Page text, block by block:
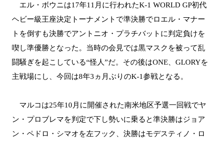
エル・ボウニは17年11月に行われたK-1 WORLD GP初代
ヘビー級王座決定トーナメントで準決勝でロエル・マナー
トを倒すも決勝でアントニオ・プラチバットに判定負けを
喫し準優勝となった。当時の会見では黒マスクを被って乱
闘騒ぎを起こしている“怪人”だ。その後はONE、GLORYを
主戦場にし、今回は8年3ヵ月ぶりのK-1参戦となる。
マルコは25年10月に開催された南米地区予選一回戦でヤ
ン・プロブレマを判定で下し勢いに乗ると準決勝はジョア
ン・ペドロ・シマオを左フック、決勝はモデスティノ・ロ